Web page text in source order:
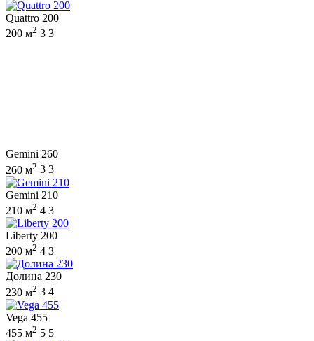
Quattro 200
200 м2 3 3
Gemini 260
260 м2 3 3
Gemini 210
210 м2 4 3
Liberty 200
200 м2 4 3
Долина 230
230 м2 3 4
Vega 455
455 м2 5 5